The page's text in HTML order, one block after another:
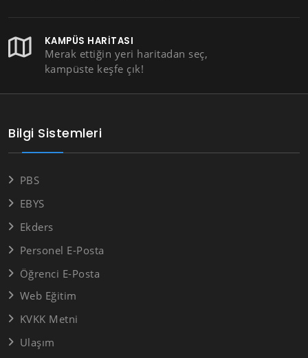
KAMPÜS HARITASI
Merak ettiğin yeri haritadan seç,
kampüste keşfe çık!
Bilgi Sistemleri
PBS
EBYS
Ekders
Personel E-Posta
Öğrenci E-Posta
Web Eğitim
KVKK Metni
Ulaşım